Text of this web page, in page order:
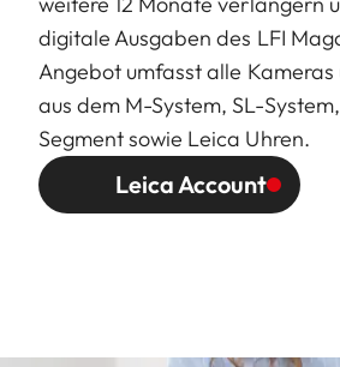
digitale Ausgaben des LFI
Angebot umfasst alle Kameras
aus dem M-System, SL-
Segment sowie Leica Uhren.
Leica Account